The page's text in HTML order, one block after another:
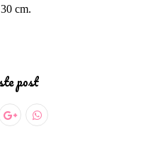
cm.
post